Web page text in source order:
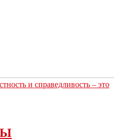
и справедливость – это